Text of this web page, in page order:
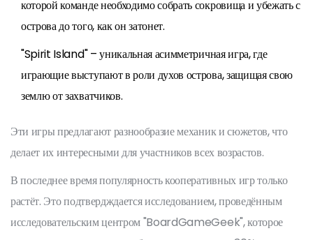
которой команде необходимо собрать сокровища и убежать с
острова до того, как он затонет.
"Spirit Island" – уникальная асимметричная игра, где
играющие выступают в роли духов острова, защищая свою
землю от захватчиков.
Эти игры предлагают разнообразие механик и сюжетов, что
делает их интересными для участников всех возрастов.
В последнее время популярность кооперативных игр только
растёт. Это подтвердждается исследованием, проведённым
исследовательским центром "BoardGameGeek", которое